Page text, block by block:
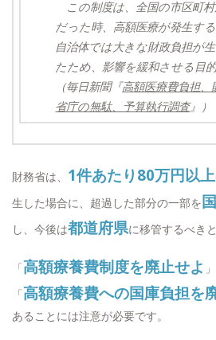
この制度は、全国の市区町
だった時、高額医療が発生す
自治体では大きな財政負担が
たため、影響を緩和させる目
（毎日新聞『高額医療費負担、
省庁の無駄、予算執行調査』）
財務省は、 1件あたり80万円以
生した場合に、超過した部分の一部を国
し、今後は都道府県に移管するべき
「高額療養費制度を廃止せよ
「高額療養費への国庫負担を
あることには注意が必要です。